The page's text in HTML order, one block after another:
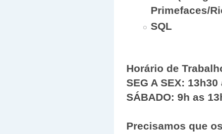
Primefaces/
SQL
Horário de
SEG A SEX:
SÁBADO: 9h as
Precisamos que